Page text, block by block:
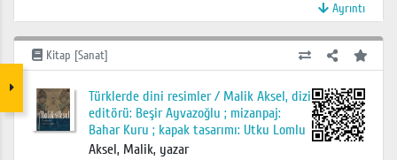
Ayrıntı
Kitap [Sanat]
Türklerde dini resimler / Malik Aksel, dizi
editörü: Beşir Ayvazoğlu ; mizanpaj:
Bahar Kuru ; kapak tasarımı: Utku Lomlu
Aksel, Malik, yazar